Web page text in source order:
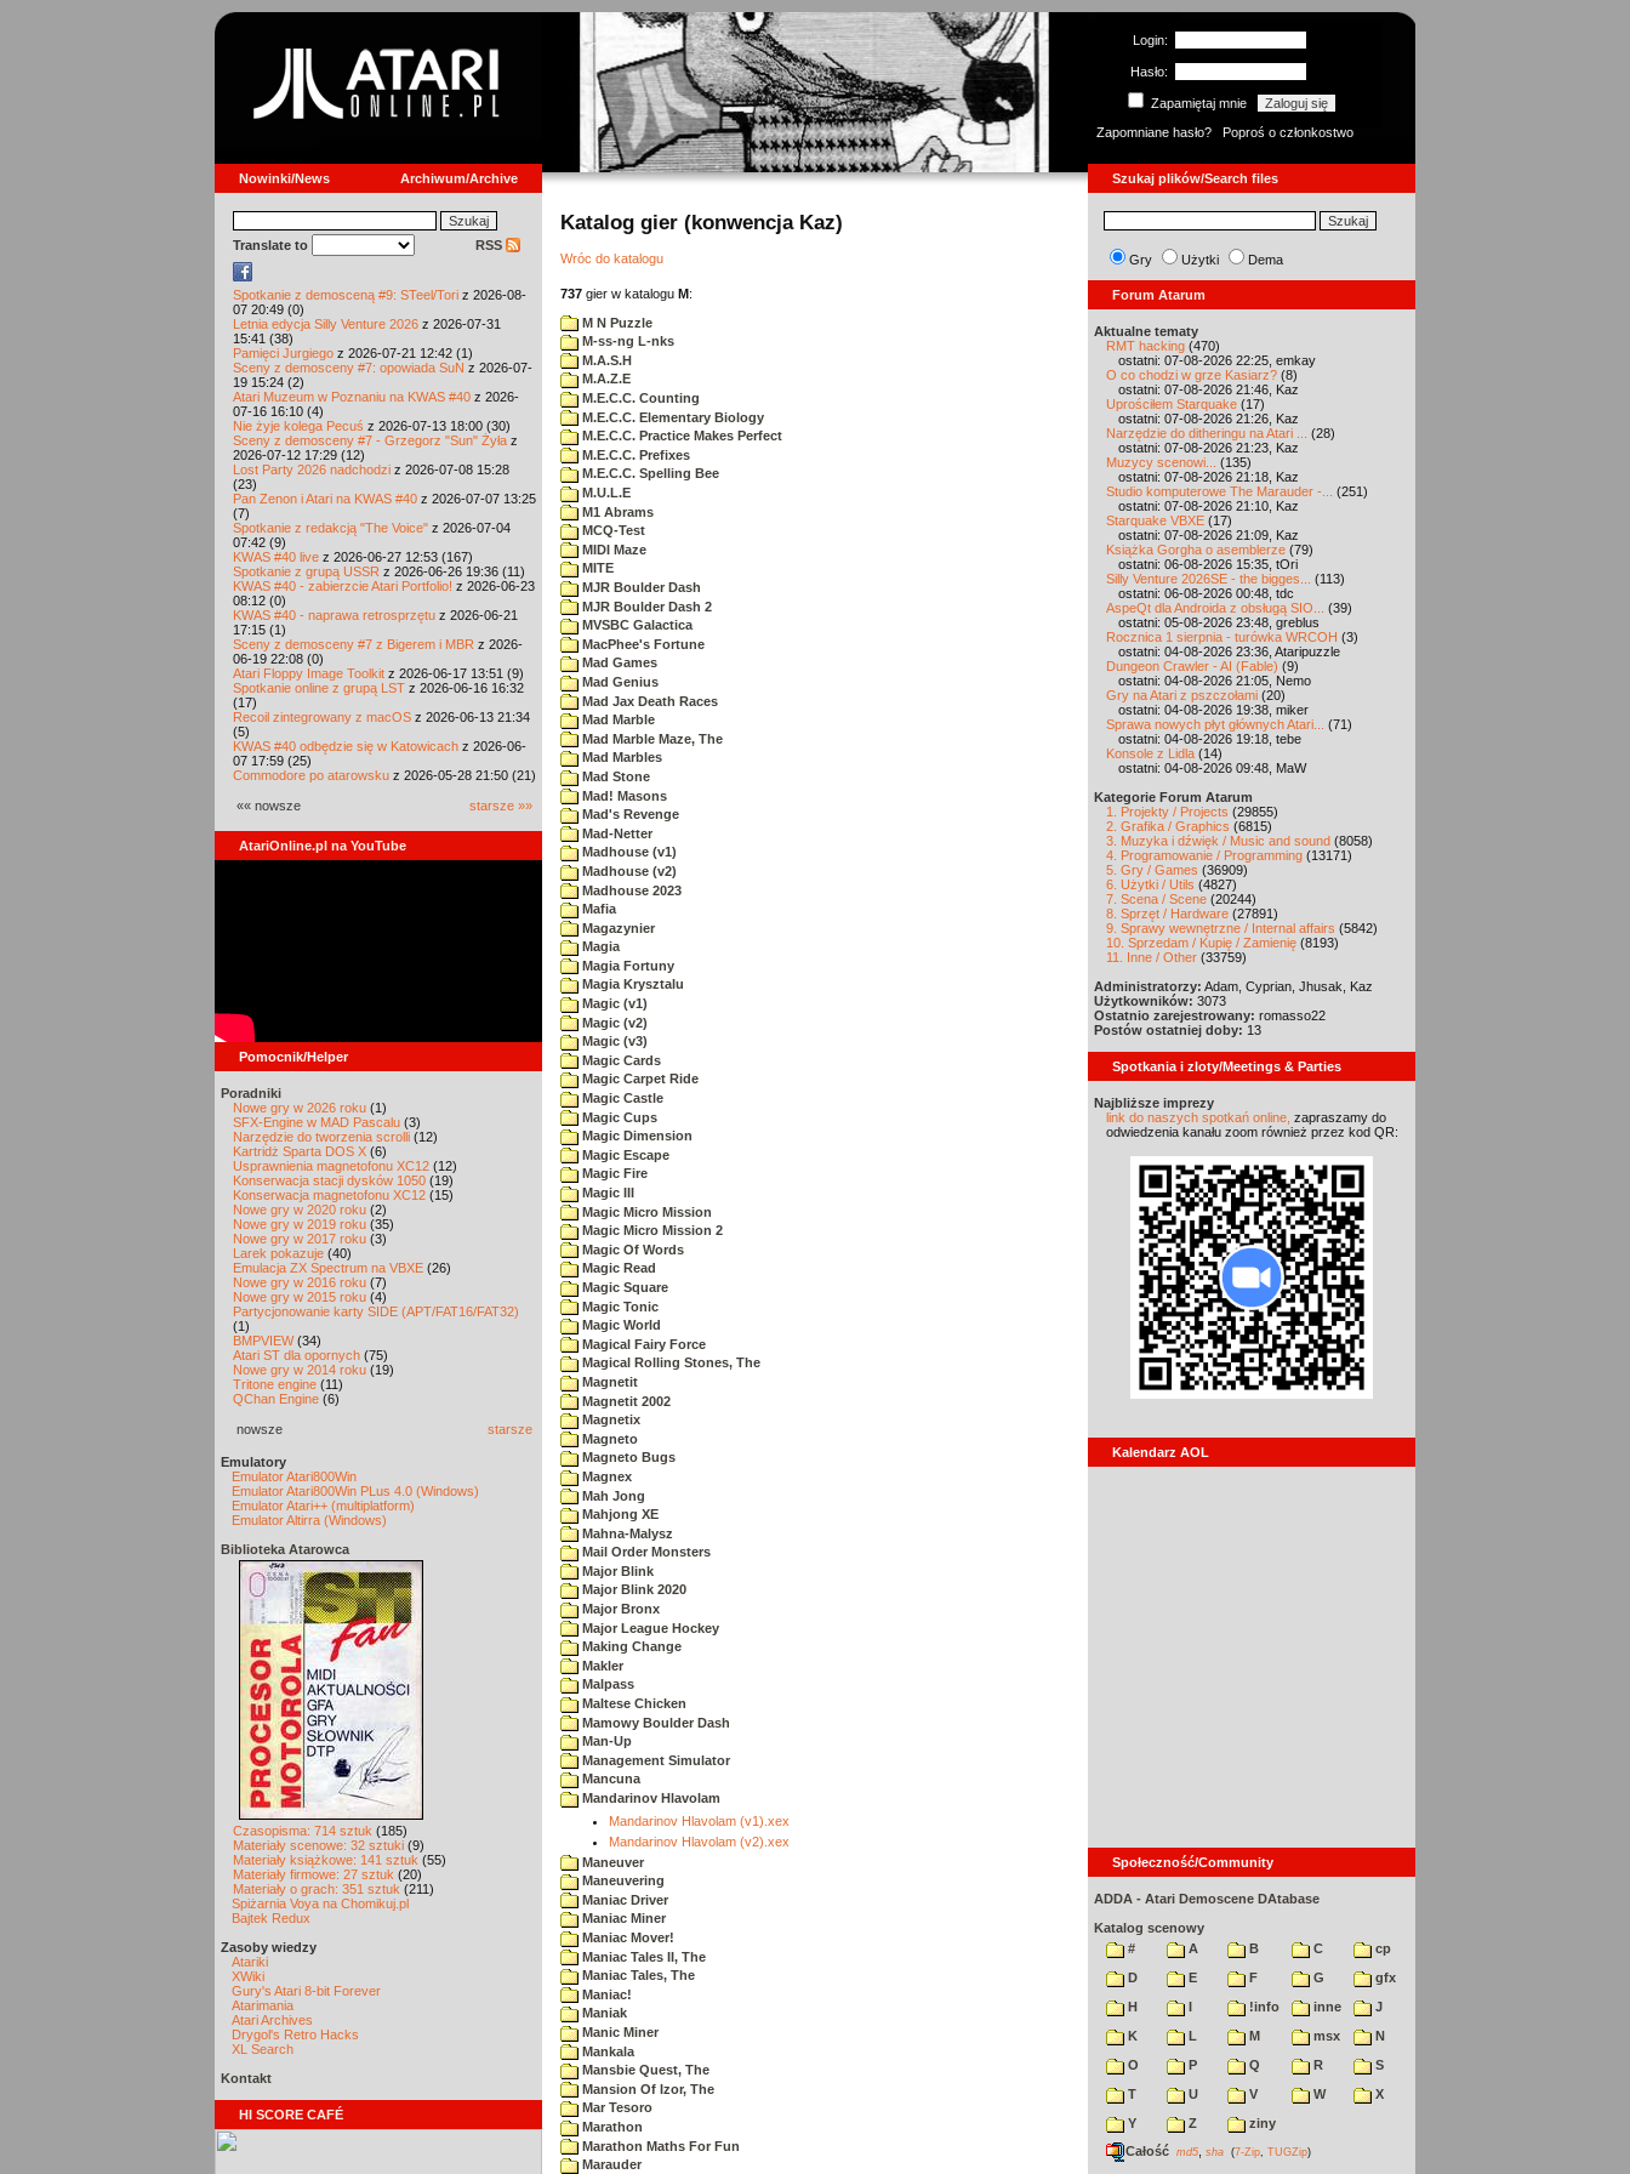
Login:
Hasło:
Zapamiętaj mnie
Zapomniane hasło?
Poproś o członkostwo
Nowinki/News Archiwum/Archive Szukaj plików/Search files
Translate to RSS
Spotkanie z demosceną #9: STeel/Tori z 2026-08-
07 20:49 (0)
Letnia edycja Silly Venture 2026 z 2026-07-31
15:41 (38)
Pamięci Jurgiego z 2026-07-21 12:42 (1)
Sceny z demosceny #7: opowiada SuN z 2026-07-
19 15:24 (2)
Atari Muzeum w Poznaniu na KWAS #40 z 2026-
07-16 16:10 (4)
Nie żyje kolega Pecuś z 2026-07-13 18:00 (30)
Sceny z demosceny #7 - Grzegorz "Sun" Żyła z
2026-07-12 17:29 (12)
Lost Party 2026 nadchodzi z 2026-07-08 15:28
(23)
Pan Zenon i Atari na KWAS #40 z 2026-07-07 13:25
(7)
Spotkanie z redakcją "The Voice" z 2026-07-04
07:42 (9)
KWAS #40 live z 2026-06-27 12:53 (167)
Spotkanie z grupą USSR z 2026-06-26 19:36 (11)
KWAS #40 - zabierzcie Atari Portfolio! z 2026-06-23
08:12 (0)
KWAS #40 - naprawa retrosprzętu z 2026-06-21
17:15 (1)
Sceny z demosceny #7 z Bigerem i MBR z 2026-
06-19 22:08 (0)
Atari Floppy Image Toolkit z 2026-06-17 13:51 (9)
Spotkanie online z grupą LST z 2026-06-16 16:32
(17)
Recoil zintegrowany z macOS z 2026-06-13 21:34
(5)
KWAS #40 odbędzie się w Katowicach z 2026-06-
07 17:59 (25)
Commodore po atarowsku z 2026-05-28 21:50 (21)
«« nowsze starsze »»
AtariOnline.pl na YouTube
Pomocnik/Helper
Poradniki
Nowe gry w 2026 roku (1)
SFX-Engine w MAD Pascalu (3)
Narzędzie do tworzenia scrolli (12)
Kartridż Sparta DOS X (6)
Usprawnienia magnetofonu XC12 (12)
Konserwacja stacji dysków 1050 (19)
Konserwacja magnetofonu XC12 (15)
Nowe gry w 2020 roku (2)
Nowe gry w 2019 roku (35)
Nowe gry w 2017 roku (3)
Larek pokazuje (40)
Emulacja ZX Spectrum na VBXE (26)
Nowe gry w 2016 roku (7)
Nowe gry w 2015 roku (4)
Partycjonowanie karty SIDE (APT/FAT16/FAT32)
(1)
BMPVIEW(34)
Atari ST dla opornych (75)
Nowe gry w 2014 roku (19)
Tritone engine (11)
QChan Engine (6)
nowsze starsze
Emulatory
Emulator Atari800Win
Emulator Atari800Win PLus 4.0 (Windows)
Emulator Atari++ (multiplatform)
Emulator Altirra (Windows)
Biblioteka Atarowca
Czasopisma: 714 sztuk (185)
Materiały scenowe: 32 sztuki (9)
Materiały książkowe: 141 sztuk (55)
Materiały firmowe: 27 sztuk (20)
Materiały o grach: 351 sztuk (211)
Spiżarnia Voya na Chomikuj.pl
Bajtek Redux
Zasoby wiedzy
Atariki
XWiki
Gury's Atari 8-bit Forever
Atarimania
Atari Archives
Drygol's Retro Hacks
XL Search
Kontakt
HI SCORE CAFÉ
Katalog gier (konwencja Kaz)
Wróc do katalogu
737 gier w katalogu M:
M N Puzzle
M-ss-ng L-nks
M.A.S.H
M.A.Z.E
M.E.C.C. Counting
M.E.C.C. Elementary Biology
M.E.C.C. Practice Makes Perfect
M.E.C.C. Prefixes
M.E.C.C. Spelling Bee
M.U.L.E
M1 Abrams
MCQ-Test
MIDI Maze
MITE
MJR Boulder Dash
MJR Boulder Dash 2
MVSBC Galactica
MacPhee's Fortune
Mad Games
Mad Genius
Mad Jax Death Races
Mad Marble
Mad Marble Maze, The
Mad Marbles
Mad Stone
Mad! Masons
Mad's Revenge
Mad-Netter
Madhouse (v1)
Madhouse (v2)
Madhouse 2023
Mafia
Magazynier
Magia
Magia Fortuny
Magia Krysztalu
Magic (v1)
Magic (v2)
Magic (v3)
Magic Cards
Magic Carpet Ride
Magic Castle
Magic Cups
Magic Dimension
Magic Escape
Magic Fire
Magic III
Magic Micro Mission
Magic Micro Mission 2
Magic Of Words
Magic Read
Magic Square
Magic Tonic
Magic World
Magical Fairy Force
Magical Rolling Stones, The
Magnetit
Magnetit 2002
Magnetix
Magneto
Magneto Bugs
Magnex
Mah Jong
Mahjong XE
Mahna-Malysz
Mail Order Monsters
Major Blink
Major Blink 2020
Major Bronx
Major League Hockey
Making Change
Makler
Malpass
Maltese Chicken
Mamowy Boulder Dash
Man-Up
Management Simulator
Mancuna
Mandarinov Hlavolam
Mandarinov Hlavolam (v1).xex
Mandarinov Hlavolam (v2).xex
Maneuver
Maneuvering
Maniac Driver
Maniac Miner
Maniac Mover!
Maniac Tales II, The
Maniac Tales, The
Maniac!
Maniak
Manic Miner
Mankala
Mansbie Quest, The
Mansion Of Izor, The
Mar Tesoro
Marathon
Marathon Maths For Fun
Marauder
Gry Użytki Dema
Forum Atarum
Aktualne tematy
RMT hacking (470)
ostatni: 07-08-2026 22:25, emkay
O co chodzi w grze Kasiarz? (8)
ostatni: 07-08-2026 21:46, Kaz
Uprościłem Starquake (17)
ostatni: 07-08-2026 21:26, Kaz
Narzędzie do ditheringu na Atari ...
(28)
ostatni: 07-08-2026 21:23, Kaz
Muzycy scenowi...
(135)
ostatni: 07-08-2026 21:18, Kaz
Studio komputerowe The Marauder -...
(251)
ostatni: 07-08-2026 21:10, Kaz
Starquake VBXE (17)
ostatni: 07-08-2026 21:09, Kaz
Książka Gorgha o asemblerze (79)
ostatni: 06-08-2026 15:35, tOri
Silly Venture 2026SE - the bigges...
(113)
ostatni: 06-08-2026 00:48, tdc
AspeQt dla Androida z obsługą SIO...
(39)
ostatni: 05-08-2026 23:48, greblus
Rocznica 1 sierpnia - turówka WRCOH (3)
ostatni: 04-08-2026 23:36, Ataripuzzle
Dungeon Crawler - AI (Fable) (9)
ostatni: 04-08-2026 21:05, Nemo
Gry na Atari z pszczołami (20)
ostatni: 04-08-2026 19:38, miker
Sprawa nowych płyt głównych Atari...
(71)
ostatni: 04-08-2026 19:18, tebe
Konsole z Lidla (14)
ostatni: 04-08-2026 09:48, MaW
Kategorie Forum Atarum
1. Projekty / Projects (29855)
2. Grafika / Graphics (6815)
3. Muzyka i dźwięk / Music and sound (8058)
4. Programowanie / Programming (13171)
5. Gry / Games (36909)
6. Użytki / Utils (4827)
7. Scena / Scene (20244)
8. Sprzęt / Hardware (27891)
9. Sprawy wewnętrzne / Internal affairs (5842)
10. Sprzedam / Kupię / Zamienię (8193)
11. Inne / Other (33759)
Administratorzy: Adam, Cyprian, Jhusak, Kaz
Użytkowników: 3073
Ostatnio zarejestrowany: romasso22
Postów ostatniej doby: 13
Spotkania i zloty/Meetings & Parties
Najbliższe imprezy
link do naszych spotkań online, zapraszamy do
odwiedzenia kanału zoom również przez kod QR:
Kalendarz AOL
Społeczność/Community
ADDA - Atari Demoscene DAtabase
Katalog scenowy
#
A B C
cp
D
E F G
gfx
H
I !info inne
J
K
L M msx
N
O
P Q R
S
T
U V W
X
Y
Z
ziny
Całość md5 sha (7-Zip TUGZip)